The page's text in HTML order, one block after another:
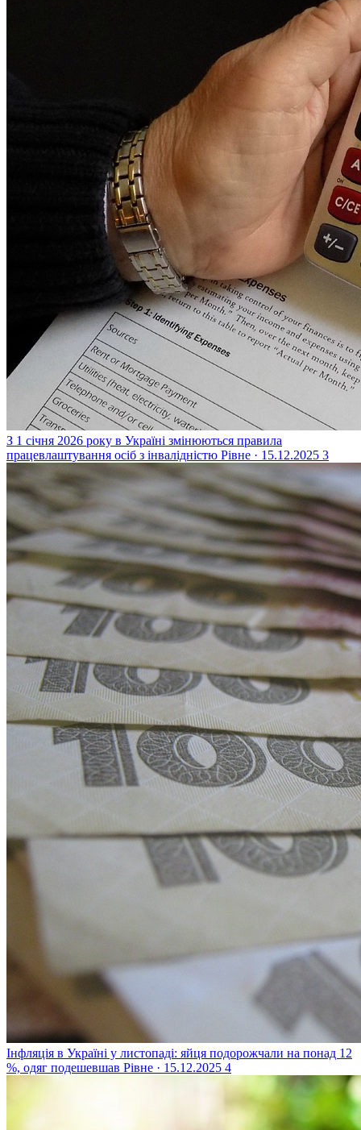
З 1 січня 2026 року в Україні змінюються правила
працевлаштування осіб з інвалідністю Рівне · 15.12.2025 3
Інфляція в Україні у листопаді: яйця подорожчали на понад 12
%, одяг подешевшав Рівне · 15.12.2025 4